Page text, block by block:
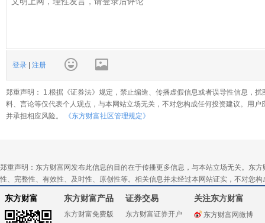
登录 注册
郑重声明： 1.根据《证券法》规定，禁止编造、传播虚假信息或者误导性信息，
料、言论等仅代表个人观点，与本网站立场无关，不对您构成任何投资建议。用
并承担相应风险。
《东方财富社区管理规定》
郑重声明：东方财富网发布此信息的目的在于传播更多信息，与本站立场无关。东
性、完整性、有效性、及时性、原创性等。相关信息并未经过本网站证实，不对您
东方财富 东方财富产品
东方财富免费版
证券交易
东方财富证券开户
关注东方财富
东方财富网微博